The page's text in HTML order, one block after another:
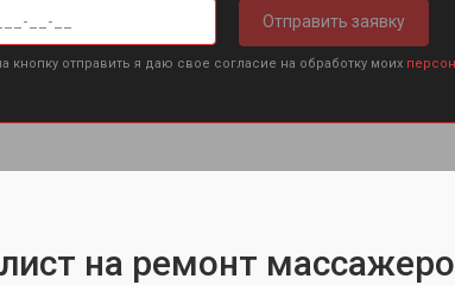
Отправить заявку
кнопку отправить я даю свое согласие на обработку моих
на ремонт